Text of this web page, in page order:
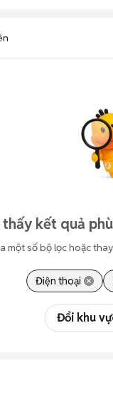
kết quả
một số bộ lọc hoặc
Điện thoại
Đổi khu